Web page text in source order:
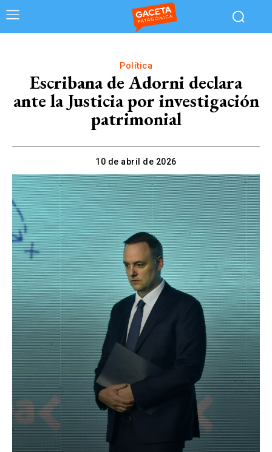
Política
Escribana de Adorni declara
ante la Justicia por investigación
patrimonial
10 de abril de 2026